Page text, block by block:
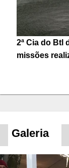
2ª Cia do Btl
missões
Galeria